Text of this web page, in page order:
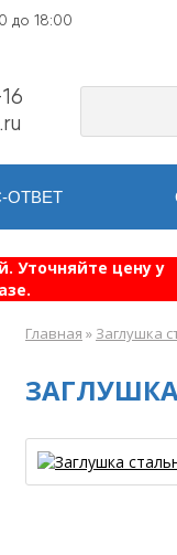
до 18:00
ОТВЕТ
Уточняйте цену у
Главная » Заглушка
ЗАГЛУШКА